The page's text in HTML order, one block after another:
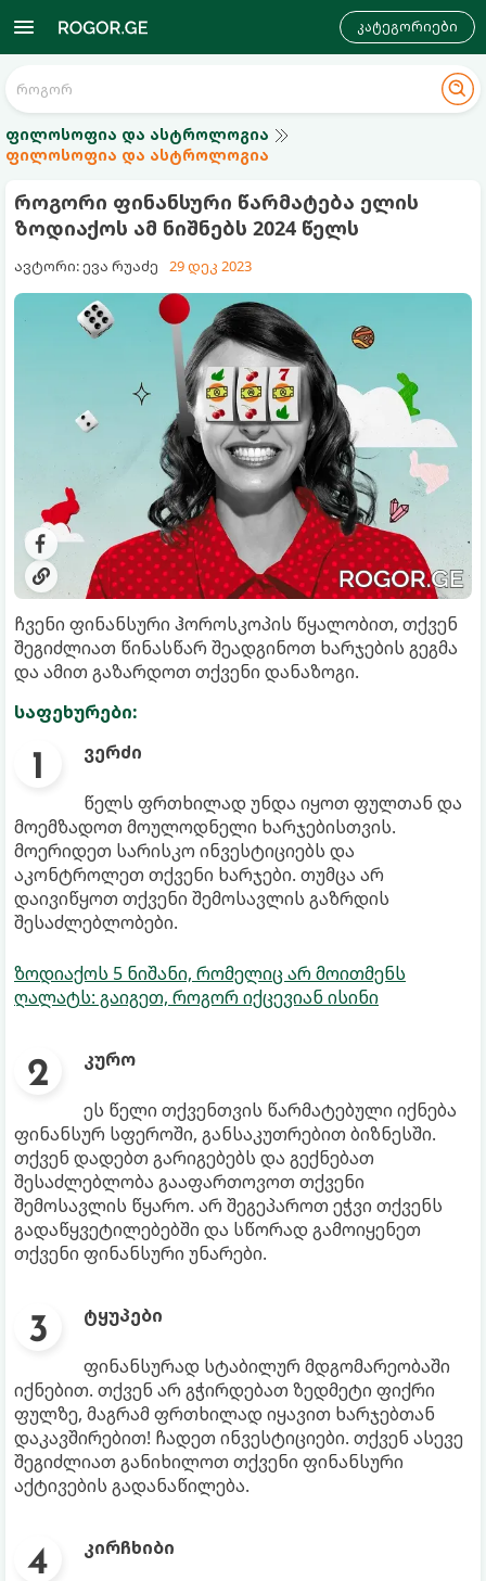
კატეგორიები
ფილოსოფია და ასტროლოგია
ფილოსოფია და ასტროლოგია
როგორი ფინანსური წარმატება ელის
ზოდიაქოს ამ ნიშნებს 2024 წელს
ავტორი: ევა რუაძე 29 დეკ 2023
ჩვენი ფინანსური ჰოროსკოპის წყალობით, თქვენ
შეგიძლიათ წინასწარ შეადგინოთ ხარჯების გეგმა
და ამით გაზარდოთ თქვენი დანაზოგი.
საფეხურები:
ვერძი
წელს ფრთხილად უნდა იყოთ ფულთან და
მოემზადოთ მოულოდნელი ხარჯებისთვის.
მოერიდეთ სარისკო ინვესტიციებს და
აკონტროლეთ თქვენი ხარჯები. თუმცა არ
დაივიწყოთ თქვენი შემოსავლის გაზრდის
შესაძლებლობები.
ზოდიაქოს 5 ნიშანი, რომელიც არ მოითმენს
ღალატს: გაიგეთ, როგორ იქცევიან ისინი
კურო
ეს წელი თქვენთვის წარმატებული იქნება
ფინანსურ სფეროში, განსაკუთრებით ბიზნესში.
თქვენ დადებთ გარიგებებს და გექნებათ
შესაძლებლობა გააფართოვოთ თქვენი
შემოსავლის წყარო. არ შეგეპაროთ ეჭვი თქვენს
გადაწყვეტილებებში და სწორად გამოიყენეთ
თქვენი ფინანსური უნარები.
ტყუპები
ფინანსურად სტაბილურ მდგომარეობაში
იქნებით. თქვენ არ გჭირდებათ ზედმეტი ფიქრი
ფულზე, მაგრამ ფრთხილად იყავით ხარჯებთან
დაკავშირებით! ჩადეთ ინვესტიციები. თქვენ ასევე
შეგიძლიათ განიხილოთ თქვენი ფინანსური
აქტივების გადანაწილება.
კირჩხიბი